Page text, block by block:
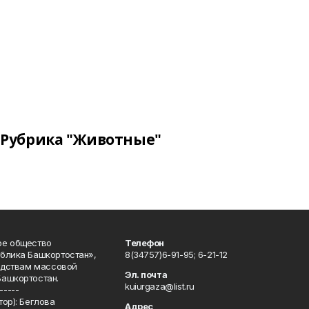
Рубрика "Животные"
общество
Башкортостан»,
массовой
Беглова
Телефон
8(34757)6-91-95; 6-21-12
Эл. почта
kuiurgaza@list.ru
Адрес